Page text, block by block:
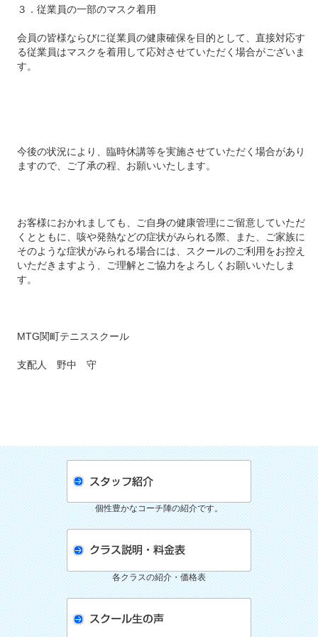
３．従業員の一部のマスク着用
会員の皆様ならびに従業員の健康確保を目的として、直接対応す
る従業員はマスクを着用して応対させていただく場合がございま
す。
今後の状況により、臨時休講等を実施させていただく場合があり
ますので、ご了承の程、お願いいたします。
お客様におかれましても、ご自身の健康管理にご留意していただ
くとともに、咳や発熱などの症状がみられる際、また、ご家族に
そのような症状がみられる場合には、スクールのご利用をお控え
いただきますよう、ご理解とご協力をよろしくお願いいたしま
す。
MTG関町テニススクール
支配人 野中 守
個性豊かなコーチ陣の紹介です。
各クラスの紹介・価格表